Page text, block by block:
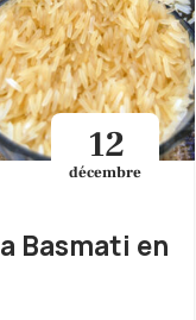
12
décembre
Basmati en